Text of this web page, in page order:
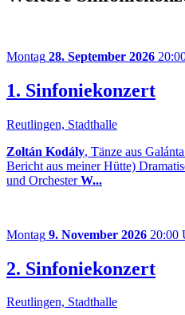
Montag 28. September 2026
1. Sinfoniekonzert
Reutlingen, Stadthalle
Zoltán Kodály, Tänze aus Galánta
Bericht aus meiner Hütte)
und OrchesterW...
Montag 9. November 2026 20:00
2. Sinfoniekonzert
Reutlingen, Stadthalle